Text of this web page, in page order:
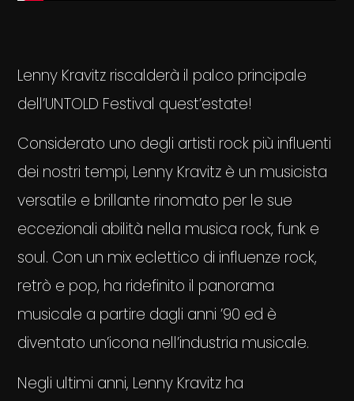
Lenny Kravitz riscalderà il palco principale
dell’UNTOLD Festival quest’estate!
Considerato uno degli artisti rock più influenti
dei nostri tempi, Lenny Kravitz è un musicista
versatile e brillante rinomato per le sue
eccezionali abilità nella musica rock, funk e
soul. Con un mix eclettico di influenze rock,
retrò e pop, ha ridefinito il panorama
musicale a partire dagli anni ’90 ed è
diventato un’icona nell’industria musicale.
Negli ultimi anni, Lenny Kravitz ha